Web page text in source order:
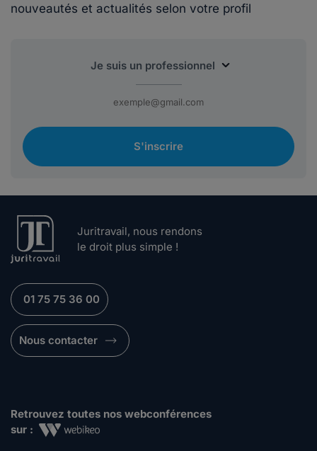
nouveautés et actualités selon votre profil
S'inscrire
Juritravail, nous rendons
le droit plus simple !
01 75 75 36 00
Nous contacter
Retrouvez toutes nos webconférences
sur :